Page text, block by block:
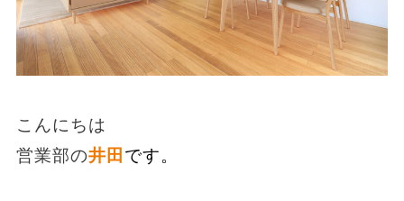
こんにちは
営業部の井田です。